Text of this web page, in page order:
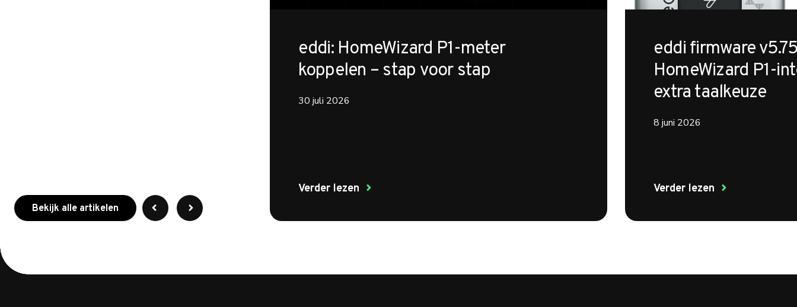
eddi: HomeWizard P1-meter
koppelen – stap voor stap
30 juli 2026
Verder lezen
eddi firmware
HomeWizard P1-
extra taalkeuze
8 juni 2026
Verder lezen
Bekijk alle artikelen meer over myenergi